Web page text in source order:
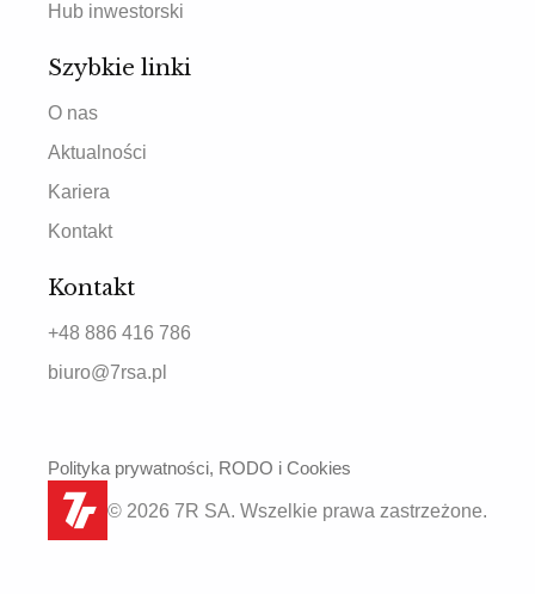
Hub inwestorski
Szybkie linki
O nas
Aktualności
Kariera
Kontakt
Kontakt
+48 886 416 786
biuro@7rsa.pl
© 2026 7R SA. Wszelkie prawa zastrzeżone.
Polityka prywatności, RODO i Cookies